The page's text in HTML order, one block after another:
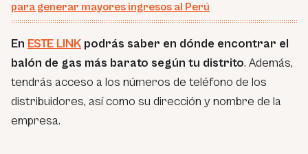
para generar mayores ingresos al Perú
En ESTE LINK podrás saber en dónde encontrar el
balón de gas más barato según tu distrito. Además,
tendrás acceso a los números de teléfono de los
distribuidores, así como su dirección y nombre de la
empresa.